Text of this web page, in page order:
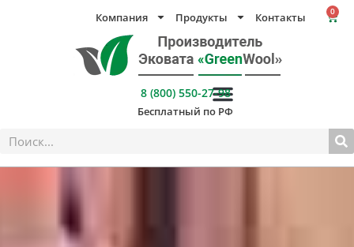
содержимому
8 (800) 550-27-98
Бесплатный по РФ
Компания Продукты Контакты 0